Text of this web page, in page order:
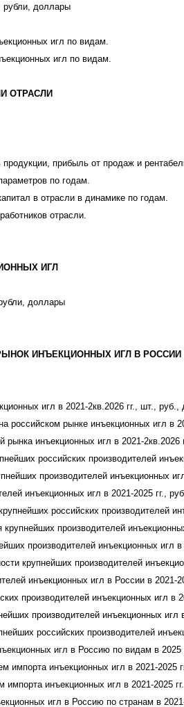
рубли, доллары
игл по видам.
игл по видам.
ОТРАСЛИ
прибыль от продаж и
по годам.
в отрасли в динамике по годам.
отрасли.
ИГЛ
доллары
ИНЪЕКЦИОННЫХ ИГЛ В РОССИИ В
игл в 2021-2кв.2026 гг., шт., руб.,
российском рынке инъекционных игл в
рынка инъекционных игл в 2021-2кв.2026
российских производителей
производителей инъекционных
инъекционных игл в 2021-2025 гг.,
российских производителей
крупнейших производителей
производителей инъекционных игл в
крупнейших производителей
инъекционных игл в России в 2021-
производителей инъекционных игл в
производителей инъекционных игл
российских производителей
игл в Россию по видам в 2025
импорта инъекционных игл в 2021-2025
инъекционных игл в 2021-2025 гг.
игл в Россию по странам в